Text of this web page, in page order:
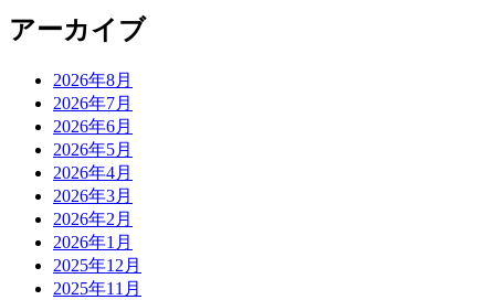
アーカイブ
2026年8月
2026年7月
2026年6月
2026年5月
2026年4月
2026年3月
2026年2月
2026年1月
2025年12月
2025年11月